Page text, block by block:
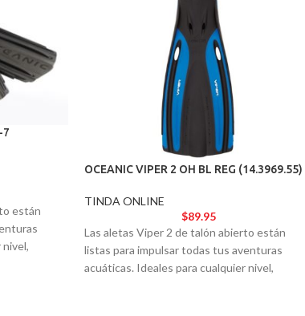
7
están
OCEANIC VIPER 2 OH BL REG (14.3969.55)
TINDA ONLINE
$89.95
Las aletas Viper 2 de talón abierto están
listas para impulsar todas tus aventuras
acuáticas. Ideales para cualquier nivel,